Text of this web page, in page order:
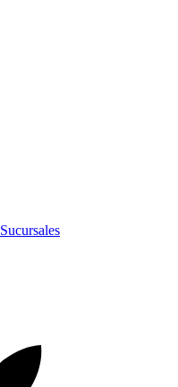
Sucursales